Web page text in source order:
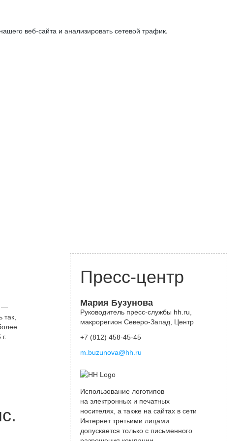
веб-сайта и анализировать сетевой трафик.
—
Пресс-центр
Мария Бузунова
Руководитель пресс-службы hh.ru,
макрорегион Северо-Запад, Центр
+7 (812) 458-45-45
m.buzunova@hh.ru
Использование логотипов
на электронных и печатных
носителях, а также на сайтах в сети
Интернет третьими лицами
допускается только с письменного